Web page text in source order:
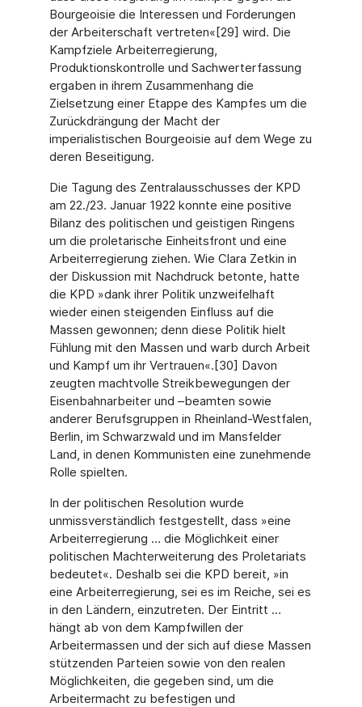
Bourgeoisie die Interessen und Forderungen
der Arbeiterschaft vertreten«[29] wird. Die
Kampfziele Arbeiterregierung,
Produktionskontrolle und Sachwerterfassung
ergaben in ihrem Zusammenhang die
Zielsetzung einer Etappe des Kampfes um die
Zurückdrängung der Macht der
imperialistischen Bourgeoisie auf dem Wege zu
deren Beseitigung.
Die Tagung des Zentralausschusses der KPD
am 22./23. Januar 1922 konnte eine positive
Bilanz des politischen und geistigen Ringens
um die proletarische Einheitsfront und eine
Arbeiterregierung ziehen. Wie Clara Zetkin in
der Diskussion mit Nachdruck betonte, hatte
die KPD »dank ihrer Politik unzweifelhaft
wieder einen steigenden Einfluss auf die
Massen gewonnen; denn diese Politik hielt
Fühlung mit den Massen und warb durch Arbeit
und Kampf um ihr Vertrauen«.[30] Davon
zeugten machtvolle Streikbewegungen der
Eisenbahnarbeiter und –beamten sowie
anderer Berufsgruppen in Rheinland-Westfalen,
Berlin, im Schwarzwald und im Mansfelder
Land, in denen Kommunisten eine zunehmende
Rolle spielten.
In der politischen Resolution wurde
unmissverständlich festgestellt, dass »eine
Arbeiterregierung … die Möglichkeit einer
politischen Machterweiterung des Proletariats
bedeutet«. Deshalb sei die KPD bereit, »in
eine Arbeiterregierung, sei es im Reiche, sei es
in den Ländern, einzutreten. Der Eintritt …
hängt ab von dem Kampfwillen der
Arbeitermassen und der sich auf diese Massen
stützenden Parteien sowie von den realen
Möglichkeiten, die gegeben sind, um die
Arbeitermacht zu befestigen und